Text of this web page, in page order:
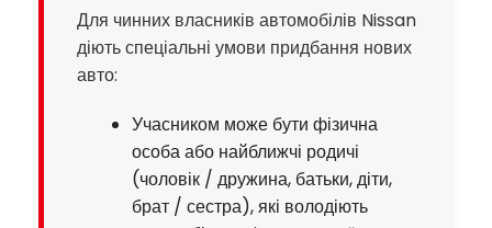
Для чинних власників автомобілів Nissan
діють спеціальні умови придбання нових
авто:
Учасником може бути фізична
особа або найближчі родичі
(чоловік / дружина, батьки, діти,
брат / сестра), які володіють